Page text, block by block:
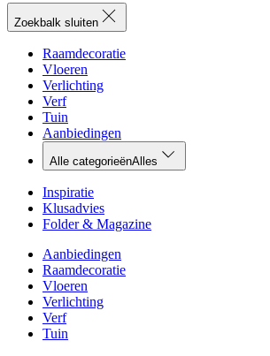
Zoekbalk sluiten
Raamdecoratie
Vloeren
Verlichting
Verf
Tuin
Aanbiedingen
Alle categorieënAlles
Inspiratie
Klusadvies
Folder & Magazine
Aanbiedingen
Raamdecoratie
Vloeren
Verlichting
Verf
Tuin